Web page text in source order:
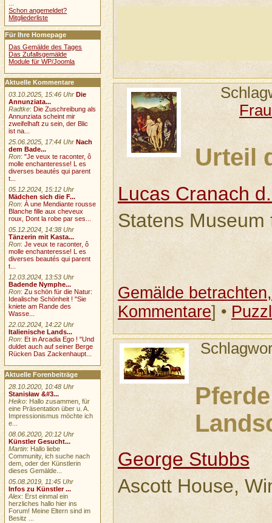
Urteil
Lucas Cranach
Statens
Gemälde
Kommentare] •
George Stubbs
Ascott House,
Schon angemeldet?
Mitgliederliste
Für Ihre Homepage
Das Gemälde des Tages
Das Zufallsgemälde
Module für WP/Joomla
Aktuelle Kommentare
03.10.2025, 15:46 Uhr Die
Annunziata...
Radtke: Die Zuschreibung als
Annunziata scheint mir
zweifelhaft zu sein, der Blic
ist na...
25.06.2025, 17:44 Uhr Nach
dem Bade...
Ron:"Je veux te raconter, ô
molle enchanteresse! L es
diverses beautés qui parent
t...
05.12.2024, 15:12 Uhr
Mädchen sich die F...
Ron:À une Mendiante rousse
Blanche fille aux cheveux
roux, Dont la robe par ses...
05.12.2024, 14:38 Uhr
Tänzerin mit Kasta...
Ron:Je veux te raconter, ô
molle enchanteresse! L es
diverses beautés qui parent
t...
12.03.2024, 13:53 Uhr
Badende Nymphe...
Ron:Zu schön für die Natur:
Idealische Schönheit ! "Sie
kniete am Rande des
Wasse...
22.02.2024, 14:22 Uhr
Italienische Lands...
Ron:Et in Arcadia Ego ! "Und
duldet auch auf seiner Berge
Rücken Das Zackenhaupt...
Aktuelle Forenbeiträge
28.10.2020, 10:48 Uhr
Stanisław &#3...
Heiko: Hallo zusammen, für
eine Präsentation über u. A.
Impressionismus möchte ich
e...
08.06.2020, 20:12 Uhr
Künstler Gesucht...
Martin: Hallo liebe
Community, ich suche nach
dem, oder der Künstlerin
dieses Gemälde...
05.08.2019, 11:45 Uhr
Infos zu Künstler ...
Alex: Erst einmal ein
herzliches hallo hier ins
Forum! Meine Eltern sind im
Besitz ...